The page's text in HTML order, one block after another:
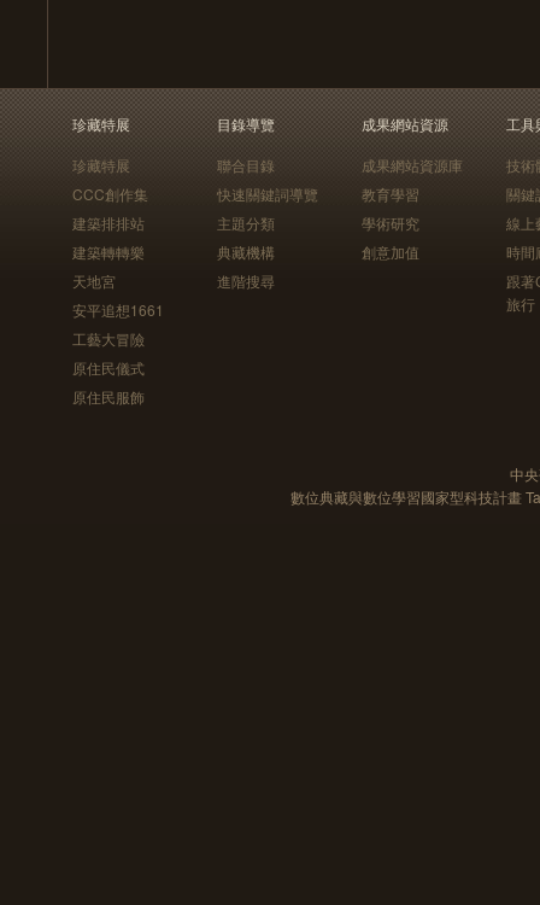
珍藏特展
珍藏特展
CCC創作集
建築排排站
建築轉轉樂
天地宮
安平追想1661
工藝大冒險
原住民儀式
原住民服飾
目錄導覽
聯合目錄
快速關鍵詞導覽
主題分類
典藏機構
進階搜尋
成果網站資源
成果網站資源庫
教育學習
學術研究
創意加值
工具
技術
關鍵
線上
時間
跟
旅行
中
數位典藏與數位學習國家型科技計畫